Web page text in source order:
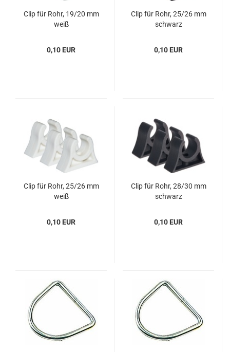
Clip für Rohr, 19/20 mm
weiß
0,10 EUR
Clip für Rohr, 25/26 mm
schwarz
0,10 EUR
Clip für Rohr, 25/26 mm
weiß
0,10 EUR
Clip für Rohr, 28/30 mm
schwarz
0,10 EUR